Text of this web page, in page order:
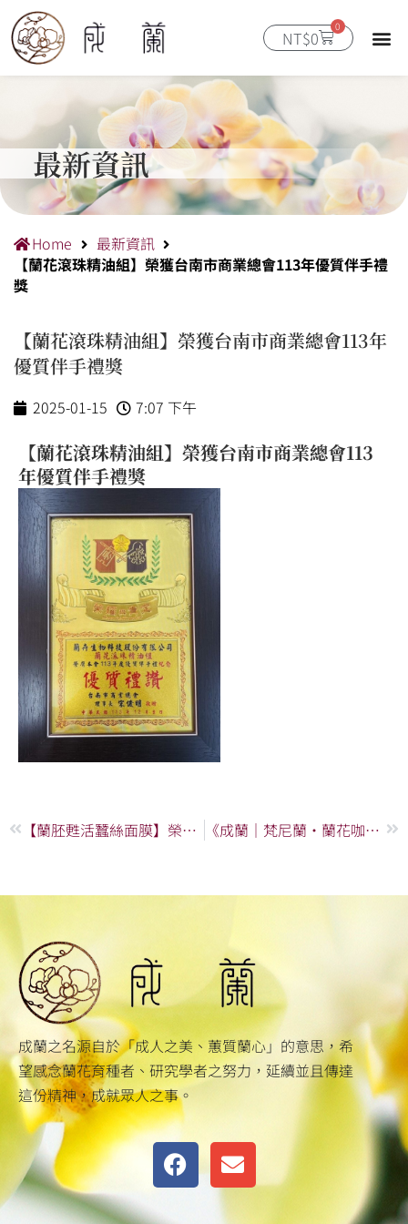
至
主
要
NT$0
0
購
物
最新資訊
Home
最新資訊
【蘭花滾珠精油組】榮獲台南市商業總會113年優質伴手禮
獎
【蘭花滾珠精油組】榮獲台南市商業總會113年
優質伴手禮獎
2025-01-15 7:07 下午
【蘭花滾珠精油組】榮獲台南市商業總會113
年優質伴手禮獎
上一頁 【蘭胚甦活蠶絲面膜】榮獲台南市商業總會112年優質伴手禮獎 《成蘭｜梵尼蘭・蘭花咖啡》形象影片 下
成蘭之名源自於「成人之美、蕙質蘭心」的意思，希
望感念蘭花育種者、研究學者之努力，延續並且傳達
這份精神，成就眾人之事。
F
a
c
E
n
v